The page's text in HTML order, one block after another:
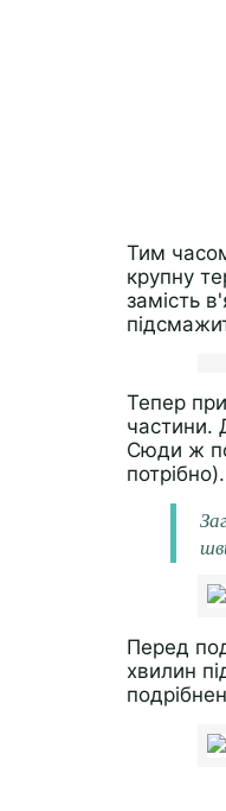
Тим
крупну
замість
Тепер
частини.
Сюди ж
потрібно).
Перед
хвилин